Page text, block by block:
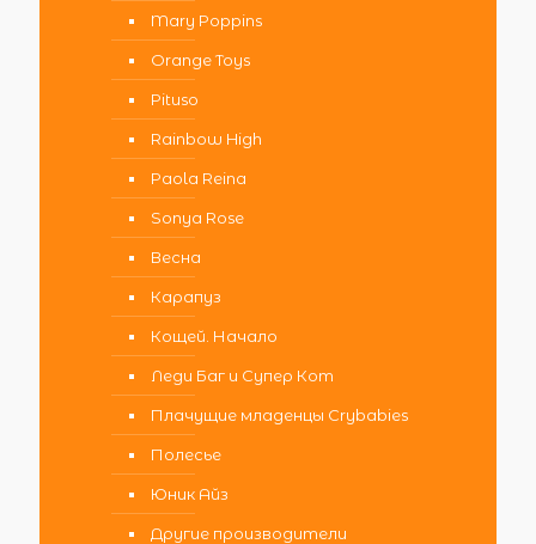
Mary Poppins
Orange Toys
Pituso
Rainbow High
Paola Reina
Sonya Rose
Весна
Карапуз
Кощей. Начало
Леди Баг и Супер Кот
Плачущие младенцы Crybabies
Полесье
Юник Айз
Другие производители